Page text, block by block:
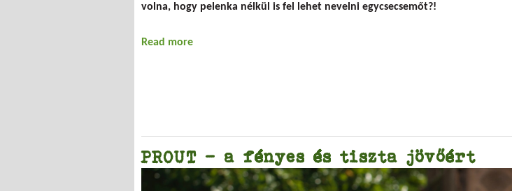
volna, hogy pelenka nélkül is fel lehet nevelni egycsecsemőt?!
Read more
PROUT – a fényes és tiszta jövőért